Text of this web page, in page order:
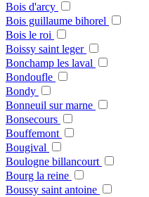
Bois d'arcy
Bois guillaume bihorel
Bois le roi
Boissy saint leger
Bonchamp les laval
Bondoufle
Bondy
Bonneuil sur marne
Bonsecours
Bouffemont
Bougival
Boulogne billancourt
Bourg la reine
Boussy saint antoine